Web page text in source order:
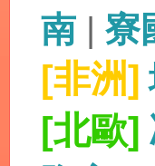
南 | 寮
[非洲]
[北歐]